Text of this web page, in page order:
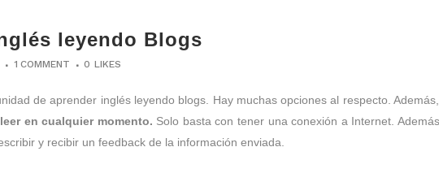
leyendo Blogs
1 COMMENT 0 LIKES
de aprender inglés leyendo blogs. Hay muchas opciones al respecto.
en cualquier momento. Solo basta con tener una conexión a Internet.
y recibir un feedback de la información enviada.